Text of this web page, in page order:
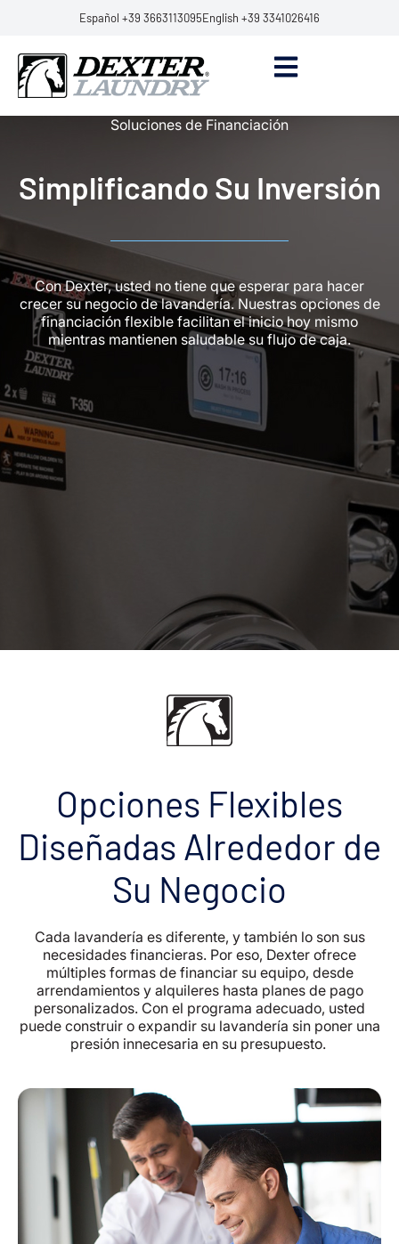
Español +39 3663113095English +39 3341026416
Soluciones de Financiación
Simplificando Su Inversión
Con Dexter, usted no tiene que esperar para hacer
crecer su negocio de lavandería. Nuestras opciones de
financiación flexible facilitan el inicio hoy mismo
mientras mantienen saludable su flujo de caja.
Opciones Flexibles
Diseñadas Alrededor de
Su Negocio
Cada lavandería es diferente, y también lo son sus
necesidades financieras. Por eso, Dexter ofrece
múltiples formas de financiar su equipo, desde
arrendamientos y alquileres hasta planes de pago
personalizados. Con el programa adecuado, usted
puede construir o expandir su lavandería sin poner una
presión innecesaria en su presupuesto.